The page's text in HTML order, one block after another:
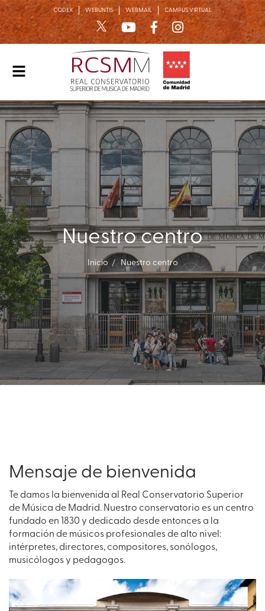
CODEX WEBUNTIS WEBMAIL CAMPUS VIRTUAL
Alternar
navegación
Nuestro centro
Inicio Nuestro centro
Mensaje de bienvenida
Te damos la bienvenida al
Real Conservatorio Superior
de Música de Madrid. Nuestro conservatorio es un centro
fundado en 1830 y dedicado desde entonces a la
formación de músicos profesionales de alto nivel:
intérpretes, directores, compositores, sonólogos,
musicólogos y pedagogos.